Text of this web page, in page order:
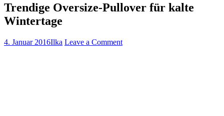
Trendige Oversize-Pullover für kalte
Wintertage
4. Januar 2016Ilka Leave a Comment